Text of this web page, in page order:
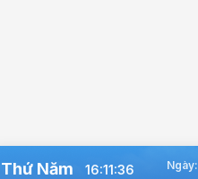
Thứ Năm 16:11:38 Ngày: